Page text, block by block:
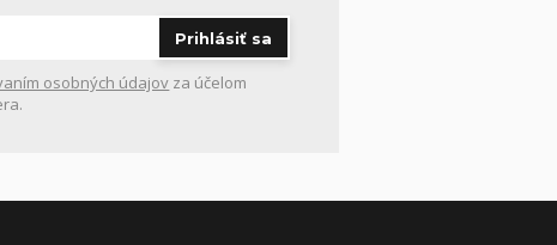
Prihlásiť sa
osobných údajov za účelom